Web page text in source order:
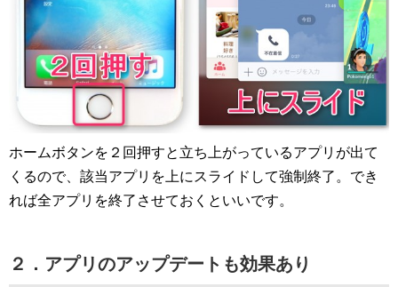
ホームボタンを２回押すと立ち上がっているアプリが出て
くるので、該当アプリを上にスライドして強制終了。でき
れば全アプリを終了させておくといいです。
２．アプリのアップデートも効果あり